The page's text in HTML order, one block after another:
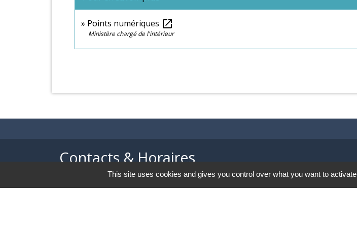
Points numériques open_in_new
Ministère chargé de l'intérieur
Contacts & Horaires
This site uses cookies and gives you control over what you want to activate